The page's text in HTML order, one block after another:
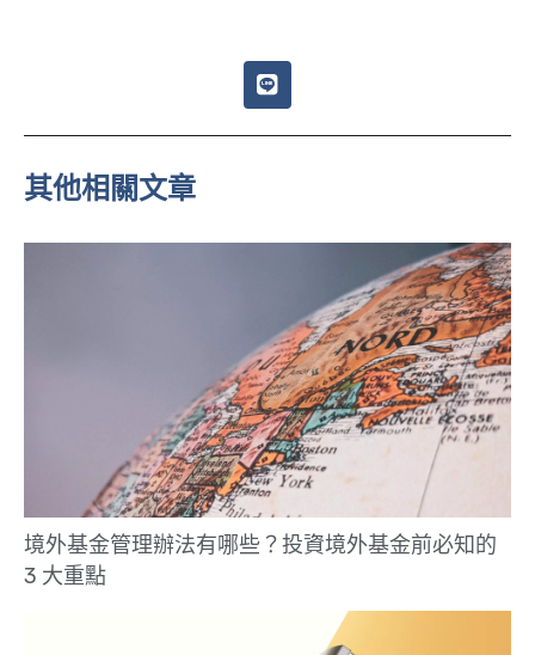
L
i
e
其他相關文章
境外基金管理辦法有哪些？投資境外基金前必知的
3 大重點